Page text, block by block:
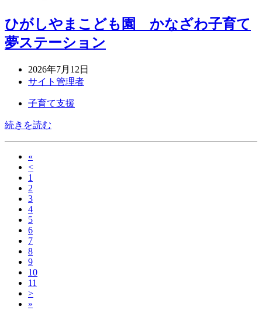
ひがしやまこども園 かなざわ子育て
夢ステーション
2026年7月12日
サイト管理者
子育て支援
続きを読む
«
<
1
2
3
4
5
6
7
8
9
10
11
>
»